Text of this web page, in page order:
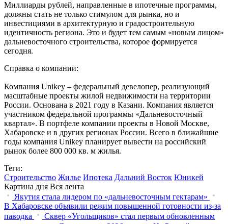
Миллиарды рублей, направленные в ипотечные программы,
должны стать не только стимулом для рынка, но и
инвестициями в архитектурную и градостроительную
идентичность региона. Это и будет тем самым «новым лицом»
дальневосточного строительства, которое формируется
сегодня.
Справка о компании:
Компания Unikey – федеральный девелопер, реализующий
масштабные проекты жилой недвижимости на территории
России. Основана в 2021 году в Казани. Компания является
участником федеральной программы «Дальневосточный
квартал». В портфеле компании проекты в Новой Москве,
Хабаровске и в других регионах России. Всего в ближайшие
годы компания Unikey планирует вывести на российский
рынок более 800 000 кв. м жилья.
Теги:
Строительство Жилье Ипотека Дальний Восток Юникей
Картина дня Вся лента
Якутия стала лидером по «дальневосточным гектарам»
В Хабаровске объявили режим повышенной готовности из‑за
паводка
Сквер «Угольщиков» стал первым обновленным